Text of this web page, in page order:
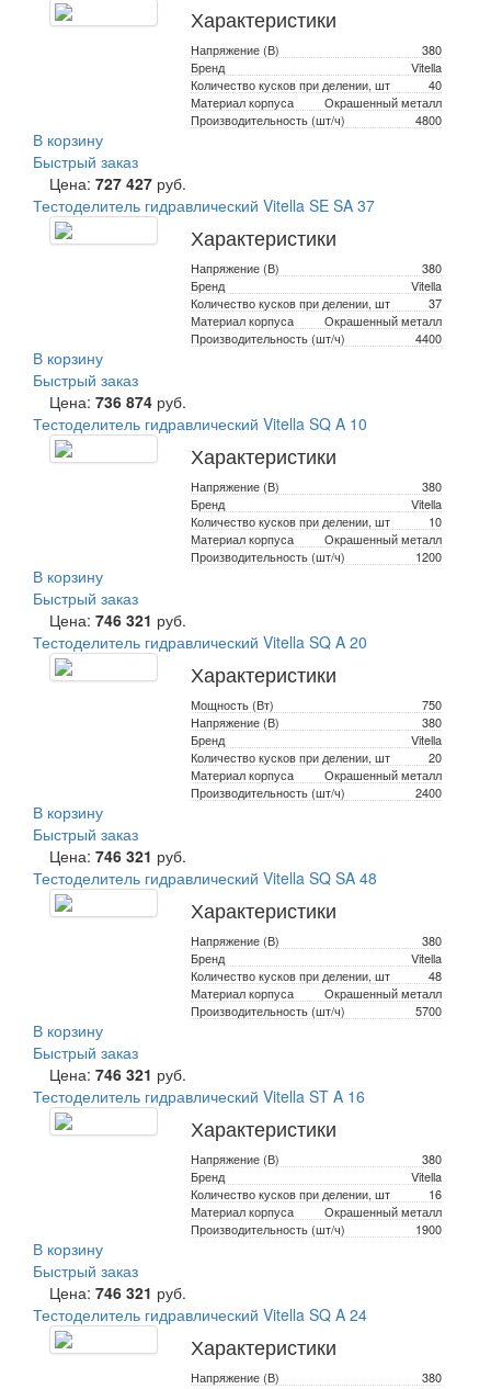
Характеристики
Напряжение (В)
380
Бренд
Vitella
Количество кусков при делении, шт
40
Материал корпуса
Окрашенный металл
Производительность (шт/ч)
4800
В корзину
Быстрый заказ
Цена: 727 427 руб.
Тестоделитель гидравлический Vitella SE SA 37
Характеристики
Напряжение (В)
380
Бренд
Vitella
Количество кусков при делении, шт
37
Материал корпуса
Окрашенный металл
Производительность (шт/ч)
4400
В корзину
Быстрый заказ
Цена: 736 874 руб.
Тестоделитель гидравлический Vitella SQ A 10
Характеристики
Напряжение (В)
380
Бренд
Vitella
Количество кусков при делении, шт
10
Материал корпуса
Окрашенный металл
Производительность (шт/ч)
1200
В корзину
Быстрый заказ
Цена: 746 321 руб.
Тестоделитель гидравлический Vitella SQ A 20
Характеристики
Мощность (Вт)
750
Напряжение (В)
380
Бренд
Vitella
Количество кусков при делении, шт
20
Материал корпуса
Окрашенный металл
Производительность (шт/ч)
2400
В корзину
Быстрый заказ
Цена: 746 321 руб.
Тестоделитель гидравлический Vitella SQ SA 48
Характеристики
Напряжение (В)
380
Бренд
Vitella
Количество кусков при делении, шт
48
Материал корпуса
Окрашенный металл
Производительность (шт/ч)
5700
В корзину
Быстрый заказ
Цена: 746 321 руб.
Тестоделитель гидравлический Vitella ST A 16
Характеристики
Напряжение (В)
380
Бренд
Vitella
Количество кусков при делении, шт
16
Материал корпуса
Окрашенный металл
Производительность (шт/ч)
1900
В корзину
Быстрый заказ
Цена: 746 321 руб.
Тестоделитель гидравлический Vitella SQ A 24
Характеристики
Напряжение (В)
380